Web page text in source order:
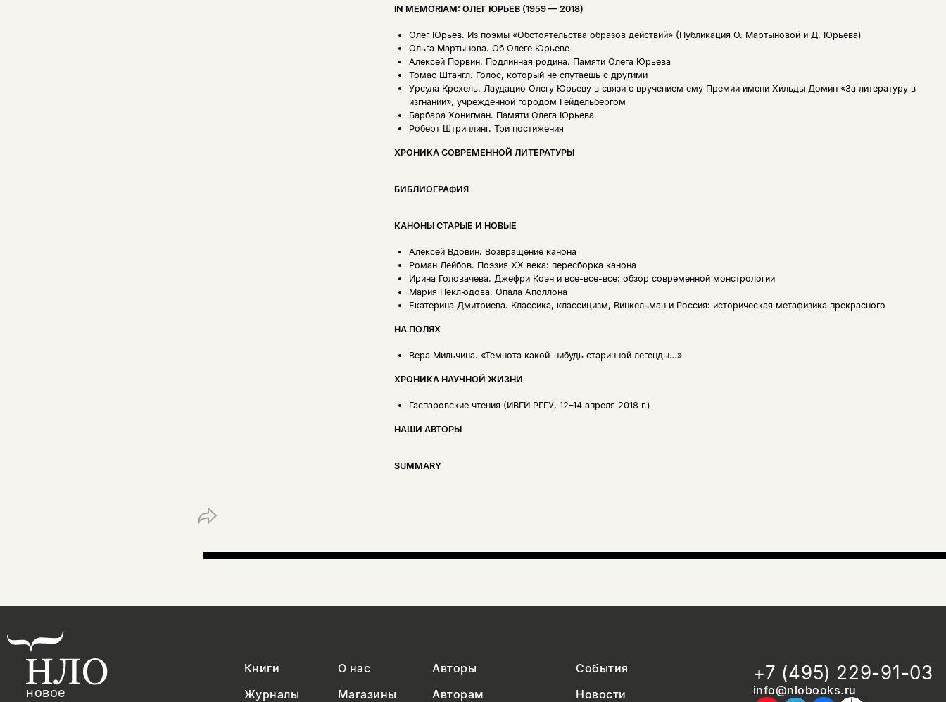
IN MEMORIAM: ОЛЕГ ЮРЬЕВ (1959 — 2018)
Олег Юрьев. Из поэмы «Обстоятельства образов действий» (Публикация О. Мартыновой и Д. Юрьева)
Ольга Мартынова. Об Олеге Юрьеве
Алексей Порвин. Подлинная родина. Памяти Олега Юрьева
Томас Штангл. Голос, который не спутаешь с другими
Урсула Крехель. Лаудацио Олегу Юрьеву в связи с вручением ему Премии имени Хильды Домин «За литературу в
изгнании», учрежденной городом Гейдельбергом
Барбара Хонигман. Памяти Олега Юрьева
Роберт Штриплинг. Три постижения
ХРОНИКА СОВРЕМЕННОЙ ЛИТЕРАТУРЫ
БИБЛИОГРАФИЯ
КАНОНЫ СТАРЫЕ И НОВЫЕ
Алексей Вдовин. Возвращение канона
Роман Лейбов. Поэзия XX века: пересборка канона
Ирина Головачева. Джефри Коэн и все-все-все: обзор современной монстрологии
Мария Неклюдова. Опала Аполлона
Екатерина Дмитриева. Классика, классицизм, Винкельман и Россия: историческая метафизика прекрасного
НА ПОЛЯХ
Вера Мильчина. «Темнота какой-нибудь старинной легенды…»
ХРОНИКА НАУЧНОЙ ЖИЗНИ
Гаспаровские чтения (ИВГИ РГГУ, 12–14 апреля 2018 г.)
НАШИ АВТОРЫ
SUMMARY
новое
Книги О нас Авторы
События
Журналы
Магазины Авторам Новости
+7 (495) 229-91-03
info@nlobooks.ru